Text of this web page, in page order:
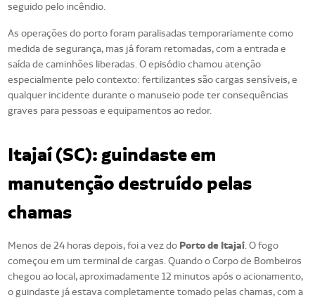
seguido pelo incêndio.
As operações do porto foram paralisadas temporariamente como
medida de segurança, mas já foram retomadas, com a entrada e
saída de caminhões liberadas. O episódio chamou atenção
especialmente pelo contexto: fertilizantes são cargas sensíveis, e
qualquer incidente durante o manuseio pode ter consequências
graves para pessoas e equipamentos ao redor.
Itajaí (SC): guindaste em
manutenção destruído pelas
chamas
Menos de 24 horas depois, foi a vez do Porto de Itajaí. O fogo
começou em um terminal de cargas. Quando o Corpo de Bombeiros
chegou ao local, aproximadamente 12 minutos após o acionamento,
o guindaste já estava completamente tomado pelas chamas, com a